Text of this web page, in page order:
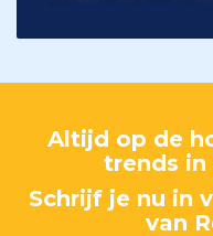
Altijd op de
trends
Schrijf je nu in
van